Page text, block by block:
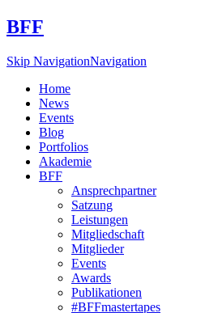
BFF
Skip NavigationNavigation
Home
News
Events
Blog
Portfolios
Akademie
BFF
Ansprechpartner
Satzung
Leistungen
Mitgliedschaft
Mitglieder
Events
Awards
Publikationen
#BFFmastertapes